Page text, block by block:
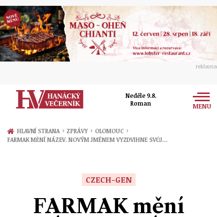
reklama
Neděle 9.8.
Roman
MENU
Zprávy
Ekonomika
Sport
HLAVNÍ STRANA › ZPRÁVY › OLOMOUC ›
FARMAK MĚNÍ NÁZEV. NOVÝM JMÉNEM VYZDVIHNE SVŮJ…
CZECH-GEN
FARMAK mění